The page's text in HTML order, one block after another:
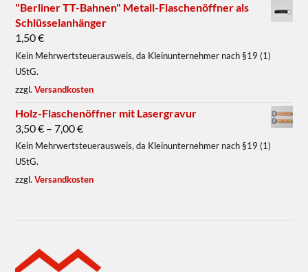
"Berliner TT-Bahnen" Metall-Flaschenöffner als
Schlüsselanhänger
1,50€
Kein Mehrwertsteuerausweis, da Kleinunternehmer nach §19 (1)
UStG.
zzgl.Versandkosten
Holz-Flaschenöffner mit Lasergravur
3,50€ –7,00€
Kein Mehrwertsteuerausweis, da Kleinunternehmer nach §19 (1)
UStG.
zzgl.Versandkosten